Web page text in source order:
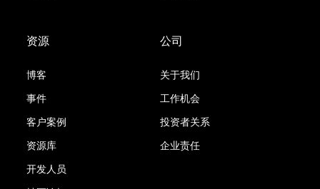
资源
博客
事件
客户案例
资源库
开发人员
公司
关于我们
工作机会
投资者关系
企业责任